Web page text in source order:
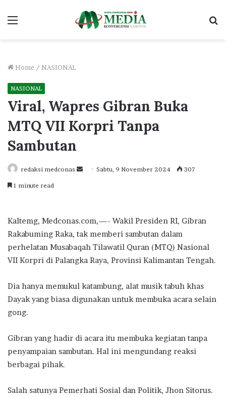
Menu
Home / NASIONAL
NASIONAL
Viral, Wapres Gibran Buka
MTQ VII Korpri Tanpa
Sambutan
redaksi medconas
Send Sabtu, 9 November 2024 307
1 minute read
Kaltemg, Medconas.com,—- Wakil Presiden RI, Gibran
Rakabuming Raka, tak memberi sambutan dalam
perhelatan Musabaqah Tilawatil Quran (MTQ) Nasional
VII Korpri di Palangka Raya, Provinsi Kalimantan Tengah.
Dia hanya memukul katambung, alat musik tabuh khas
Dayak yang biasa digunakan untuk membuka acara selain
gong.
Gibran yang hadir di acara itu membuka kegiatan tanpa
penyampaian sambutan. Hal ini mengundang reaksi
berbagai pihak.
Salah satunya Pemerhati Sosial dan Politik, Jhon Sitorus.